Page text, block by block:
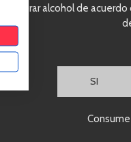
comprar alcohol de
SI